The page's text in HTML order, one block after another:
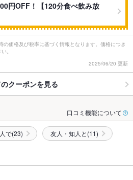
円OFF！【120分食べ飲み放
価格及び税率に基づく情報となります。価格につき
。
2025/06/20 更新
クーポンを見る
口コミ機能について
で(23) 友人・知人と(11)